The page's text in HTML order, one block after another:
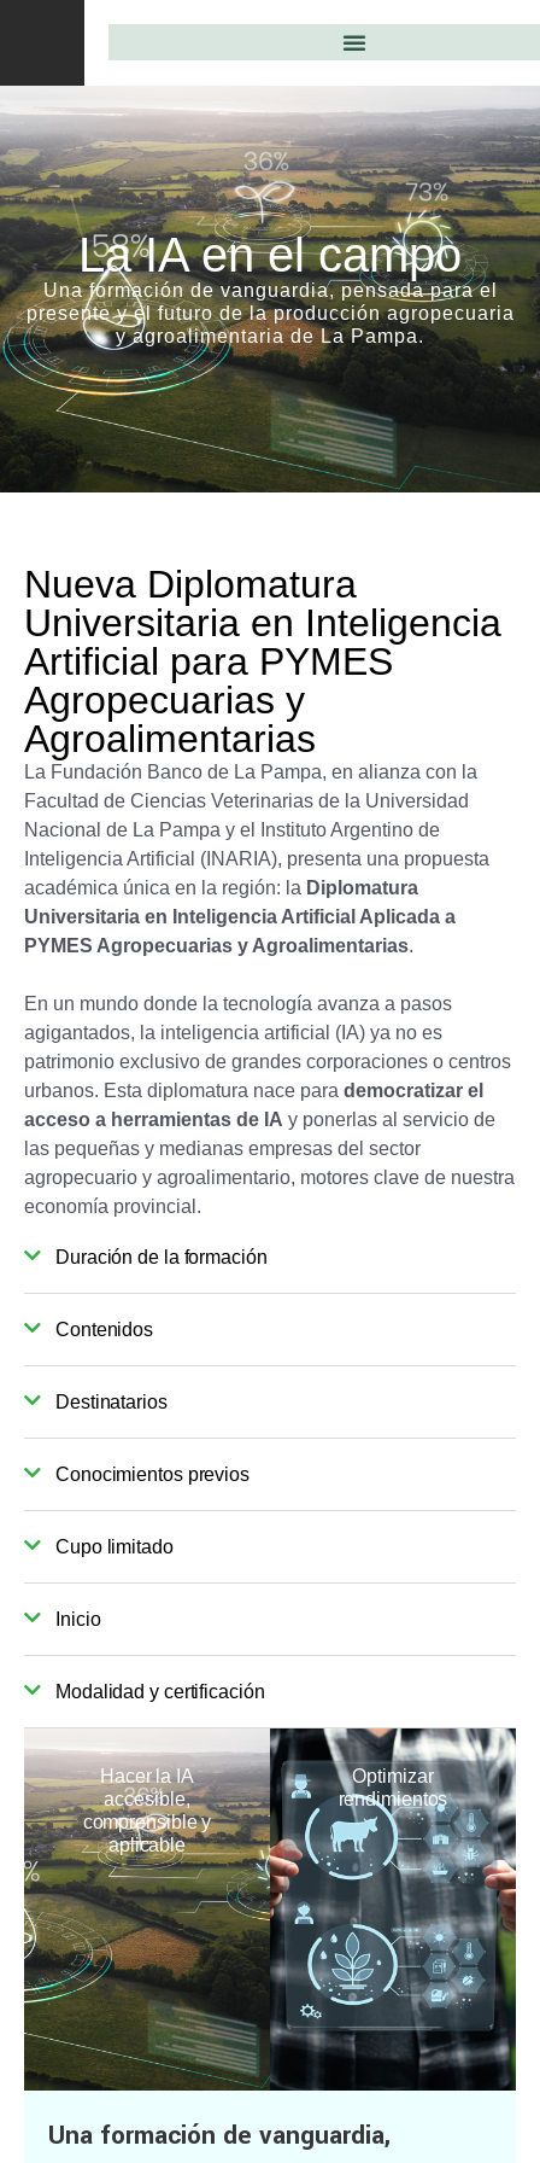
La IA en el campo
Una formación de vanguardia, pensada para el
presente y el futuro de la producción agropecuaria
y agroalimentaria de La Pampa.
Nueva Diplomatura
Universitaria en Inteligencia
Artificial para PYMES
Agropecuarias y
Agroalimentarias
La Fundación Banco de La Pampa, en alianza con la
Facultad de Ciencias Veterinarias de la Universidad
Nacional de La Pampa y el Instituto Argentino de
Inteligencia Artificial (INARIA), presenta una propuesta
académica única en la región: la Diplomatura
Universitaria en Inteligencia Artificial Aplicada a
PYMES Agropecuarias y Agroalimentarias.
En un mundo donde la tecnología avanza a pasos
agigantados, la inteligencia artificial (IA) ya no es
patrimonio exclusivo de grandes corporaciones o centros
urbanos. Esta diplomatura nace para democratizar el
acceso a herramientas de IA y ponerlas al servicio de
las pequeñas y medianas empresas del sector
agropecuario y agroalimentario, motores clave de nuestra
economía provincial.
Duración de la formación
Contenidos
Destinatarios
Conocimientos previos
Cupo limitado
Inicio
Modalidad y certificación
Hacer la IA
accesible,
comprensible y
aplicable
Optimizar
rendimientos
Una formación de vanguardia,